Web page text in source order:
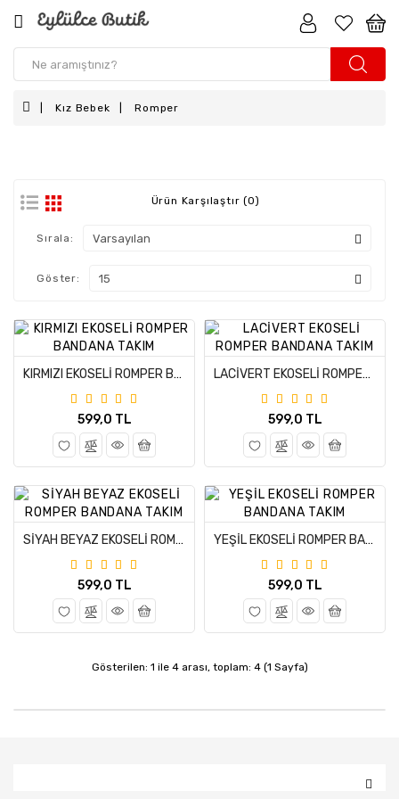
Bebek
Aksesuar
Anne
-
Kız
Kız Bebek Romper
Ürün Karşılaştır (0)
Sırala:
Göster:
KIRMIZI EKOSELİ ROMPER BANDANA TAKIM
599,0 TL
LACİVERT EKOSELİ ROMPER BANDANA TAKIM
599,0 TL
SİYAH BEYAZ EKOSELİ ROMPER BANDANA TAKIM
599,0 TL
YEŞİL EKOSELİ ROMPER BANDANA TAKIM
599,0 TL
Gösterilen: 1 ile 4 arası, toplam: 4 (1 Sayfa)